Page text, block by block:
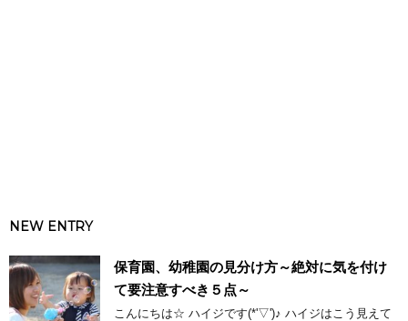
NEW ENTRY
保育園、幼稚園の見分け方～絶対に気を付け
て要注意すべき５点～
こんにちは☆ ハイジです(*'▽')♪ ハイジはこう見えて